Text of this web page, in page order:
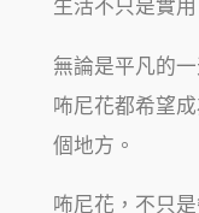
生活不只是實
無論是平凡的
咘尼花都希望
個地方。
咘尼花，不只